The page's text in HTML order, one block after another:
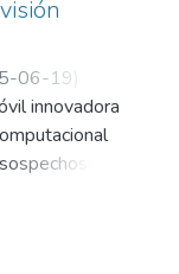
06-19)
innovadora
learning